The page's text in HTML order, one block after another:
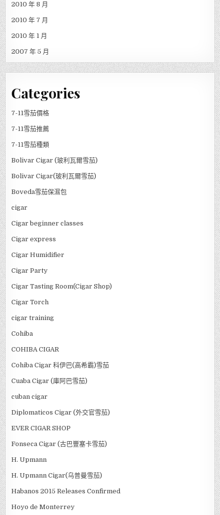
2010 年 8 月
2010 年 7 月
2010 年 1 月
2007 年 5 月
Categories
7-11雪茄價格
7-11雪茄推薦
7-11雪茄種類
Bolivar Cigar (玻利瓦爾雪茄)
Bolivar Cigar(玻利瓦爾雪茄)
Boveda雪茄保濕包
cigar
Cigar beginner classes
Cigar express
Cigar Humidifier
Cigar Party
Cigar Tasting Room(Cigar Shop)
Cigar Torch
cigar training
Cohiba
COHIBA CIGAR
Cohiba Cigar 科伊巴(高希霸)雪茄
Cuaba Cigar (庫阿巴雪茄)
cuban cigar
Diplomaticos Cigar (外交官雪茄)
EVER CIGAR SHOP
Fonseca Cigar (古巴豐塞卡雪茄)
H. Upmann
H. Upmann Cigar(乌普曼雪茄)
Habanos 2015 Releases Confirmed
Hoyo de Monterrey